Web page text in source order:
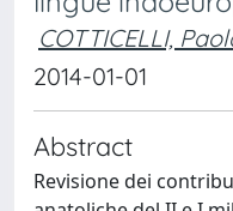
COTTICELLI,
2014-01-01
Abstract
Revisione dei